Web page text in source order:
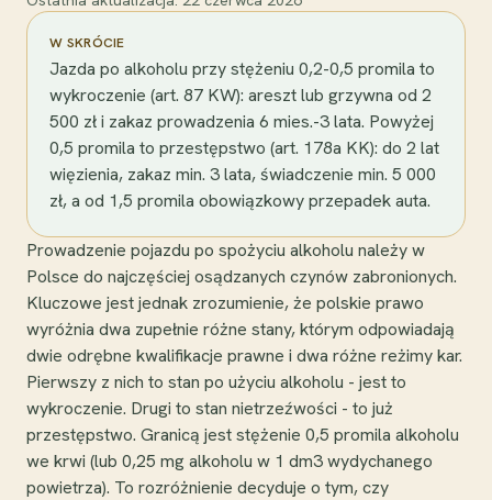
W SKRÓCIE
Jazda po alkoholu przy stężeniu 0,2-0,5 promila to
wykroczenie (art. 87 KW): areszt lub grzywna od 2
500 zł i zakaz prowadzenia 6 mies.-3 lata. Powyżej
0,5 promila to przestępstwo (art. 178a KK): do 2 lat
więzienia, zakaz min. 3 lata, świadczenie min. 5 000
zł, a od 1,5 promila obowiązkowy przepadek auta.
Prowadzenie pojazdu po spożyciu alkoholu należy w
Polsce do najczęściej osądzanych czynów zabronionych.
Kluczowe jest jednak zrozumienie, że polskie prawo
wyróżnia dwa zupełnie różne stany, którym odpowiadają
dwie odrębne kwalifikacje prawne i dwa różne reżimy kar.
Pierwszy z nich to stan po użyciu alkoholu - jest to
wykroczenie. Drugi to stan nietrzeźwości - to już
przestępstwo. Granicą jest stężenie 0,5 promila alkoholu
we krwi (lub 0,25 mg alkoholu w 1 dm3 wydychanego
powietrza). To rozróżnienie decyduje o tym, czy